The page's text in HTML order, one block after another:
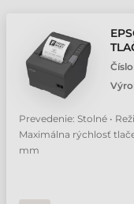
Prevedenie: Stolné •
Maximálna rýchlosť
mm